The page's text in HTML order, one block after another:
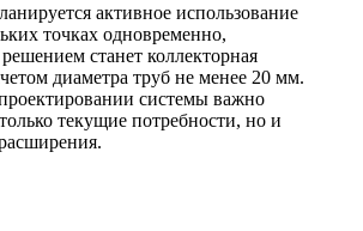
активное использование
точках одновременно,
станет коллекторная
диаметра труб не менее 20 мм.
системы важно
текущие потребности, но и